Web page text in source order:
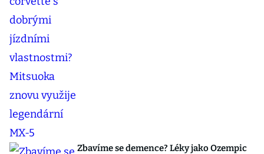
Zbavíme se demence? Léky jako Ozempic